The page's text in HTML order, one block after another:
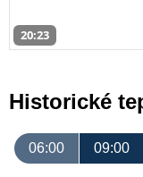
20:23
Historické
06:00 09:00